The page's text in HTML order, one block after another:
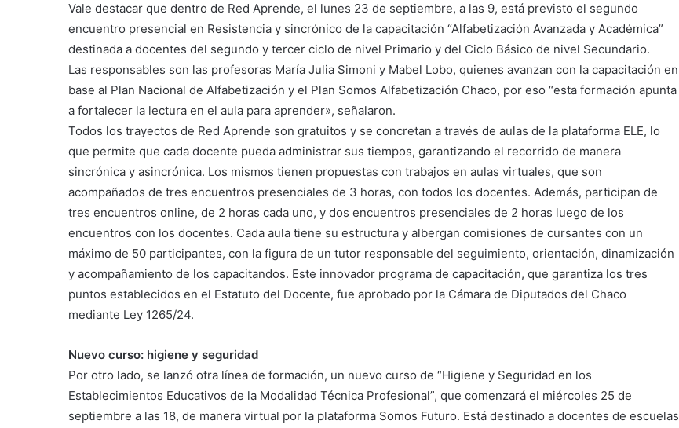
Vale destacar que dentro de Red Aprende, el lunes 23 de septiembre, a las 9, está previsto el segundo
encuentro presencial en Resistencia y sincrónico de la capacitación “Alfabetización Avanzada y Académica”
destinada a docentes del segundo y tercer ciclo de nivel Primario y del Ciclo Básico de nivel Secundario.
Las responsables son las profesoras María Julia Simoni y Mabel Lobo, quienes avanzan con la capacitación en
base al Plan Nacional de Alfabetización y el Plan Somos Alfabetización Chaco, por eso “esta formación apunta
a fortalecer la lectura en el aula para aprender», señalaron.
Todos los trayectos de Red Aprende son gratuitos y se concretan a través de aulas de la plataforma ELE, lo
que permite que cada docente pueda administrar sus tiempos, garantizando el recorrido de manera
sincrónica y asincrónica. Los mismos tienen propuestas con trabajos en aulas virtuales, que son
acompañados de tres encuentros presenciales de 3 horas, con todos los docentes. Además, participan de
tres encuentros online, de 2 horas cada uno, y dos encuentros presenciales de 2 horas luego de los
encuentros con los docentes. Cada aula tiene su estructura y albergan comisiones de cursantes con un
máximo de 50 participantes, con la figura de un tutor responsable del seguimiento, orientación, dinamización
y acompañamiento de los capacitandos. Este innovador programa de capacitación, que garantiza los tres
puntos establecidos en el Estatuto del Docente, fue aprobado por la Cámara de Diputados del Chaco
mediante Ley 1265/24.
Nuevo curso: higiene y seguridad
Por otro lado, se lanzó otra línea de formación, un nuevo curso de “Higiene y Seguridad en los
Establecimientos Educativos de la Modalidad Técnica Profesional”, que comenzará el miércoles 25 de
septiembre a las 18, de manera virtual por la plataforma Somos Futuro. Está destinado a docentes de escuelas